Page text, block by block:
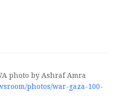
photo by Ashraf Amra
photos/war-gaza-100-